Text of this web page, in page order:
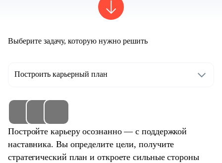
Выберите задачу, которую нужно решить
Построить карьерный план
Постройте карьеру осознанно — с поддержкой
наставника. Вы определите цели, получите
стратегический план и откроете сильные стороны